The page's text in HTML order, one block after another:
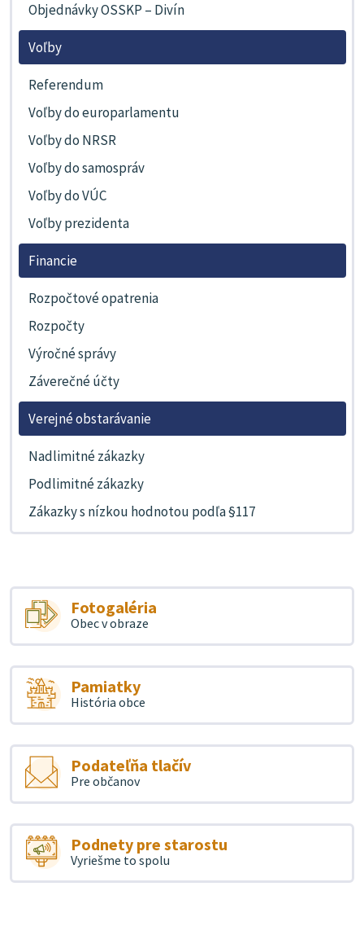
Objednávky OSSKP – Divín
Voľby
Referendum
Voľby do europarlamentu
Voľby do NRSR
Voľby do samospráv
Voľby do VÚC
Voľby prezidenta
Financie
Rozpočtové opatrenia
Rozpočty
Výročné správy
Záverečné účty
Verejné obstarávanie
Nadlimitné zákazky
Podlimitné zákazky
Zákazky s nízkou hodnotou podľa §117
Fotogaléria
Obec v obraze
Pamiatky
História obce
Podateľňa tlačív
Pre občanov
Podnety pre starostu
Vyriešme to spolu